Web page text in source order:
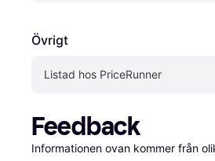
Övrigt
Listad hos PriceRunner
Feedback
Informationen ovan kommer från